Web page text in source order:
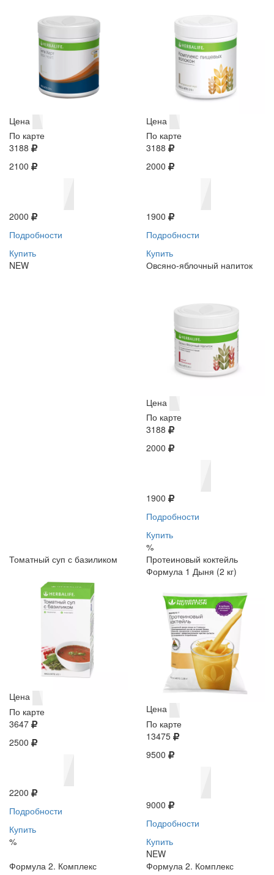
Цена
По карте
3188
2100
2000
Подробности
Купить
NEW
Цена
По карте
3188
2000
1900
Подробности
Купить
Овсяно-яблочный напиток
Цена
По карте
3188
2000
1900
Подробности
Купить
%
Томатный суп с базиликом
Цена
По карте
3647
2500
2200
Подробности
Купить
%
Протеиновый коктейль
Формула 1 Дыня (2 кг)
Цена
По карте
13475
9500
9000
Подробности
Купить
NEW
Формула 2. Комплекс
Формула 2. Комплекс